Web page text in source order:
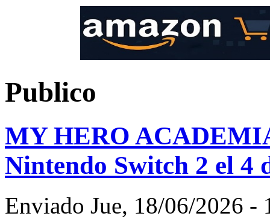
Publico
MY HERO
Nintendo Switch 2 el 4
Enviado Jue, 18/06/2026 -